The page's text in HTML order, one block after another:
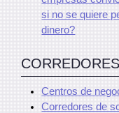
si no se quiere
dinero?
CORREDORES
Centros de
Corredores de